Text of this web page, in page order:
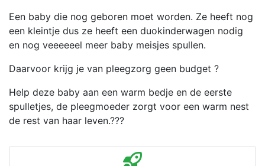
Een baby die nog geboren moet worden. Ze heeft nog
een kleintje dus ze heeft een duokinderwagen nodig
en nog veeeeeel meer baby meisjes spullen.
Daarvoor krijg je van pleegzorg geen budget ?
Help deze baby aan een warm bedje en de eerste
spulletjes, de pleegmoeder zorgt voor een warm nest
de rest van haar leven.???